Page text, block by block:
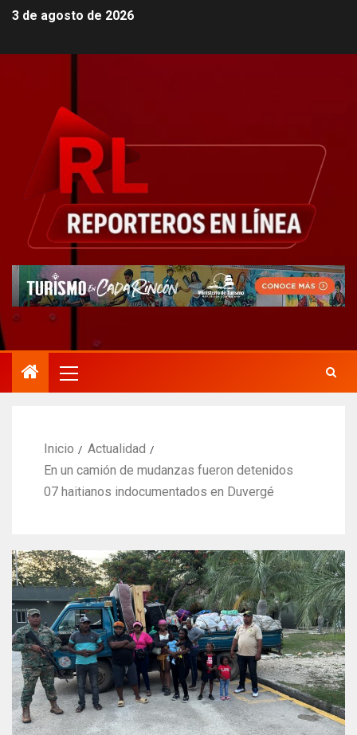
3 de agosto de 2026
Inicio
Actualidad
En un camión de mudanzas fueron detenidos
07 haitianos indocumentados en Duvergé